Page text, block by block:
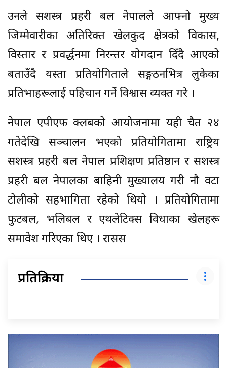
उनले सशस्त्र प्रहरी बल नेपालले आफ्नो मुख्य
जिम्मेवारीका अतिरिक्त खेलकुद क्षेत्रको विकास,
विस्तार र प्रवर्द्धनमा निरन्तर योगदान दिँदै आएको
बताउँदै यस्ता प्रतियोगिताले सङ्गठनभित्र लुकेका
प्रतिभाहरूलाई पहिचान गर्ने विश्वास व्यक्त गरे ।
नेपाल एपीएफ क्लबको आयोजनामा यही चैत २४
गतेदेखि सञ्चालन भएको प्रतियोगितामा राष्ट्रिय
सशस्त्र प्रहरी बल नेपाल प्रशिक्षण प्रतिष्ठान र सशस्त्र
प्रहरी बल नेपालका बाहिनी मुख्यालय गरी नौ वटा
टोलीको सहभागिता रहेको थियो । प्रतियोगितामा
फुटबल, भलिबल र एथलेटिक्स विधाका खेलहरू
समावेश गरिएका थिए । रासस
प्रतिक्रिया